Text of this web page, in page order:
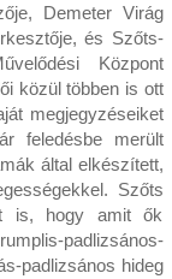
Demeter Virág
és Szőts-
Központ
közül többen is ott
megjegyzéseiket
feledésbe merült
által elkészített,
Szőts
is, hogy amit ők
padlizsános-
padlizsános hideg